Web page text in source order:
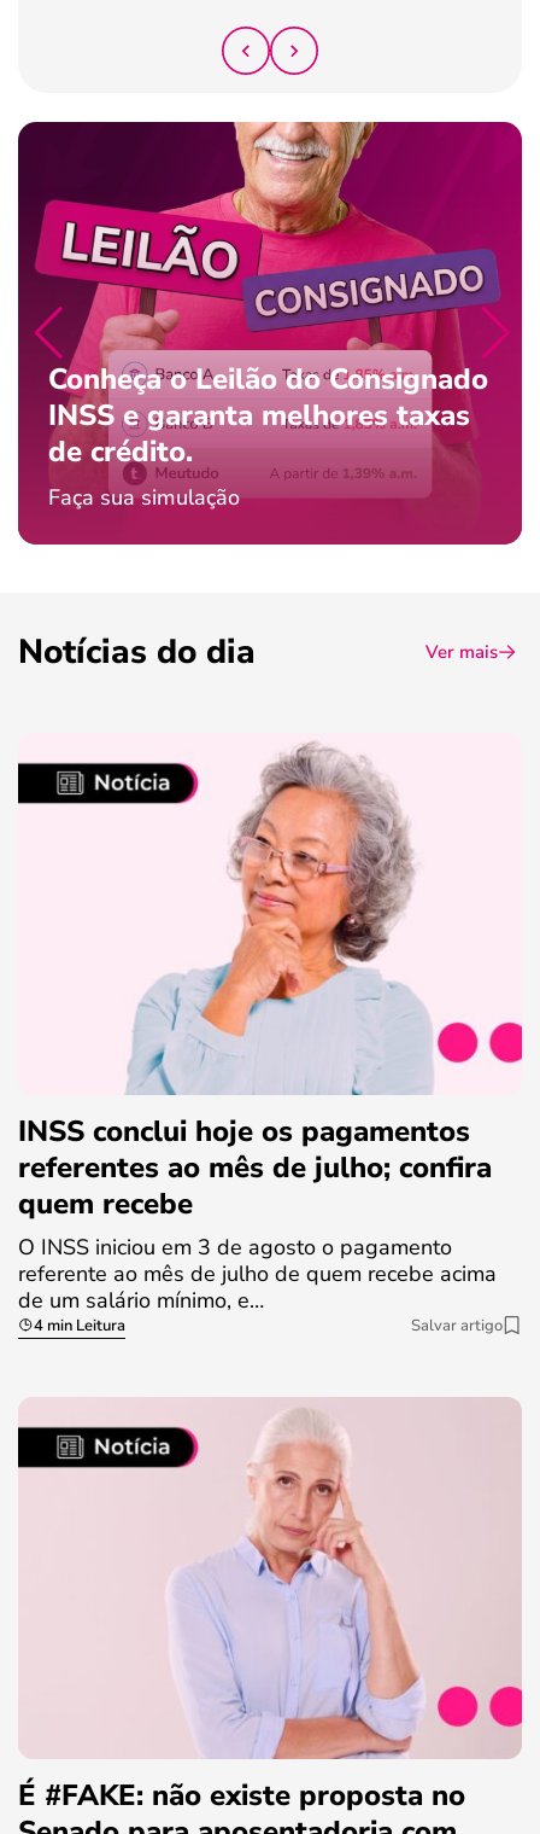
Conheça o Leilão do Consignado
INSS e garanta melhores taxas
de crédito.
Faça sua simulação
Notícias do dia Ver mais
INSS conclui hoje os pagamentos
referentes ao mês de julho; confira
quem recebe
O INSS iniciou em 3 de agosto o pagamento
referente ao mês de julho de quem recebe acima
de um salário mínimo, e…
4 min Leitura Salvar artigo
É #FAKE: não existe proposta no